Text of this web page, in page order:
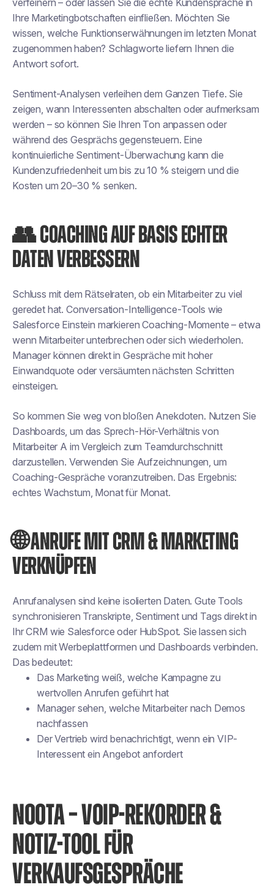
verfeinern – oder lassen Sie die echte Kundensprache in
Ihre Marketingbotschaften einfließen. Möchten Sie
wissen, welche Funktionserwähnungen im letzten Monat
zugenommen haben? Schlagworte liefern Ihnen die
Antwort sofort.
Sentiment-Analysen verleihen dem Ganzen Tiefe. Sie
zeigen, wann Interessenten abschalten oder aufmerksam
werden – so können Sie Ihren Ton anpassen oder
während des Gesprächs gegensteuern. Eine
kontinuierliche Sentiment-Überwachung kann die
Kundenzufriedenheit um bis zu 10 % steigern und die
Kosten um 20–30 % senken.
👥 COACHING AUF BASIS ECHTER
DATEN VERBESSERN
Schluss mit dem Rätselraten, ob ein Mitarbeiter zu viel
geredet hat. Conversation-Intelligence-Tools wie
Salesforce Einstein markieren Coaching-Momente – etwa
wenn Mitarbeiter unterbrechen oder sich wiederholen.
Manager können direkt in Gespräche mit hoher
Einwandquote oder versäumten nächsten Schritten
einsteigen.
So kommen Sie weg von bloßen Anekdoten. Nutzen Sie
Dashboards, um das Sprech-Hör-Verhältnis von
Mitarbeiter A im Vergleich zum Teamdurchschnitt
darzustellen. Verwenden Sie Aufzeichnungen, um
Coaching-Gespräche voranzutreiben. Das Ergebnis:
echtes Wachstum, Monat für Monat.
🌐 ANRUFE MIT CRM & MARKETING
VERKNÜPFEN
Anrufanalysen sind keine isolierten Daten. Gute Tools
synchronisieren Transkripte, Sentiment und Tags direkt in
Ihr CRM wie Salesforce oder HubSpot. Sie lassen sich
zudem mit Werbeplattformen und Dashboards verbinden.
Das bedeutet:
Das Marketing weiß, welche Kampagne zu
wertvollen Anrufen geführt hat
Manager sehen, welche Mitarbeiter nach Demos
nachfassen
Der Vertrieb wird benachrichtigt, wenn ein VIP-
Interessent ein Angebot anfordert
NOOTA – VOIP-REKORDER &
NOTIZ-TOOL FÜR
VERKAUFSGESPRÄCHE